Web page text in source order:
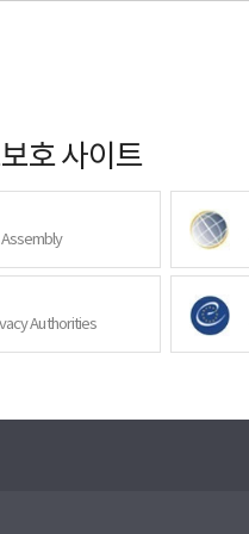
호 사이트
Authorities